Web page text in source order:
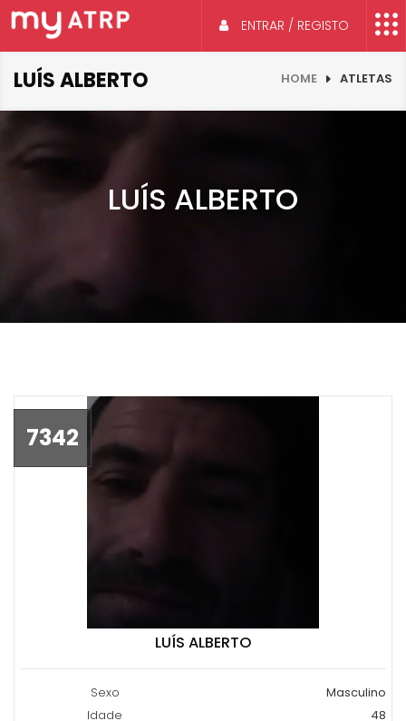
ENTRAR / REGISTO
LUÍS ALBERTO HOME ATLETAS
LUÍS ALBERTO
7342
LUÍS ALBERTO
Sexo
Masculino
Idade
48